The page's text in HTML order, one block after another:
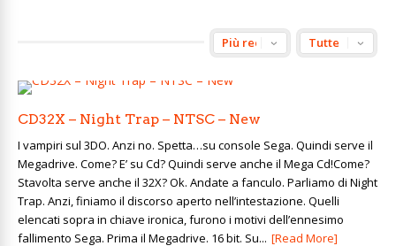
CD32X – Night Trap – NTSC – New
I vampiri sul 3DO. Anzi no. Spetta…su console Sega. Quindi serve il
Megadrive. Come? E’ su Cd? Quindi serve anche il Mega Cd!Come?
Stavolta serve anche il 32X? Ok. Andate a fanculo. Parliamo di Night
Trap. Anzi, finiamo il discorso aperto nell’intestazione. Quelli
elencati sopra in chiave ironica, furono i motivi dell’ennesimo
fallimento Sega. Prima il Megadrive. 16 bit. Su... [Read More]